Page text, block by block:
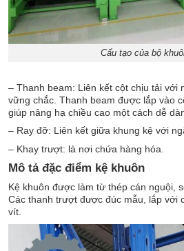
Cấu tạo của bộ
– Thanh beam: Liên kết cột chịu tải với
vững chắc. Thanh beam được lắp vào
giúp nâng hạ chiều cao một cách dễ
– Ray đỡ: Liên kết giữa khung kệ với
– Khay trượt: là nơi chứa hàng hóa.
Mô tả đặc điểm kệ khuôn
Kệ khuôn được làm từ thép cán nguội,
Các thanh trượt được đúc mẫu, lắp với
vít.